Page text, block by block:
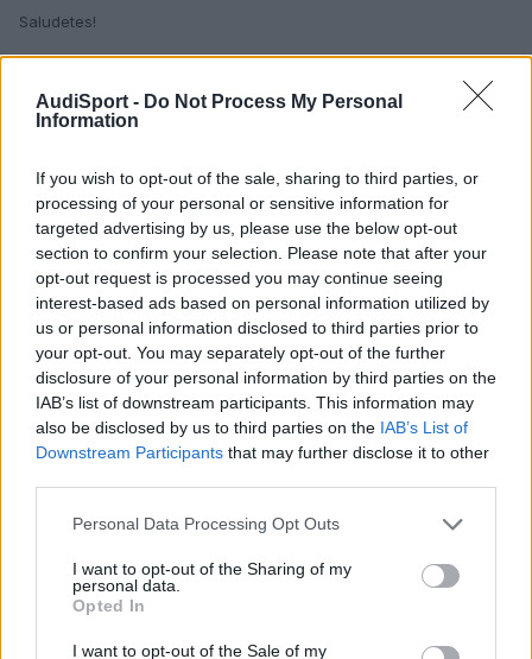
AudiSport - Do Not Process My Personal
Information
If you wish to opt-out of the sale, sharing to third parties, or
processing of your personal or sensitive information for
targeted advertising by us, please use the below opt-out
section to confirm your selection. Please note that after your
opt-out request is processed you may continue seeing
interest-based ads based on personal information utilized by
us or personal information disclosed to third parties prior to
your opt-out. You may separately opt-out of the further
disclosure of your personal information by third parties on the
IAB’s list of downstream participants. This information may
also be disclosed by us to third parties on the IAB’s List of
Downstream Participants that may further disclose it to other
Personal Data Processing Opt Outs
I want to opt-out of the Sharing of my
personal data.
Opted In
I want to opt-out of the Sale of my
Saludetes!
Responder
javier
Publicado8 de Junio del 2004
he votado la opción 1, todò perfecto y contetísimo....y con mi
anterior 1.8T igual.
Responder
Sr. Gordo
Publicado8 de Junio del 2004
Yo estoy muy contento con el coche, a los q odio tremendamente
son a los de mi concesionario,
me sangraron 26.600 E por mi coche, :blink:
es el 1.9 tdi , ambition con techo solar.